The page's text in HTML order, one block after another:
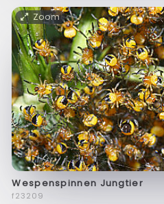
Zoom
Wespenspinnen Jungtier
f23209